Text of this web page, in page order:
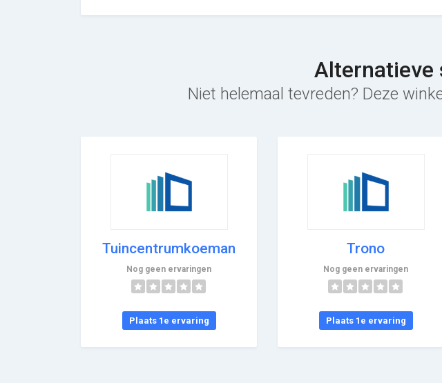
Alternatieve
Niet helemaal tevreden? Deze
Tuincentrumkoeman
Nog geen ervaringen
Plaats 1e ervaring
Trono
Nog geen ervaringen
Plaats 1e ervaring